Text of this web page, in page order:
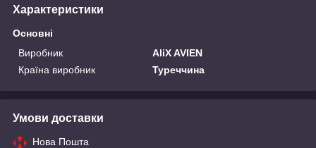
Характеристики
Основні
Виробник
AliX AVIEN
Країна виробник
Туреччина
Умови доставки
Нова Пошта